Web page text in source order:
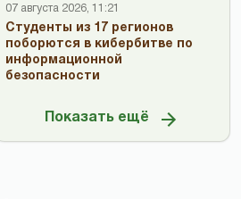
07 августа 2026, 11:21
Студенты из 17 регионов
поборются в кибербитве по
информационной
безопасности
Показать ещё